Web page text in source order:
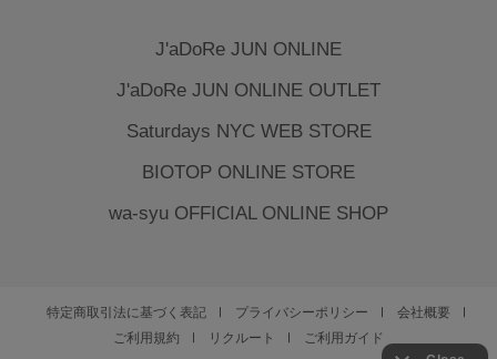
J'aDoRe JUN ONLINE
J'aDoRe JUN ONLINE OUTLET
Saturdays NYC WEB STORE
BIOTOP ONLINE STORE
wa-syu OFFICIAL ONLINE SHOP
特定商取引法に基づく表記 プライバシーポリシー
会社概要
ご利用規約
リクルート ご利用ガイド